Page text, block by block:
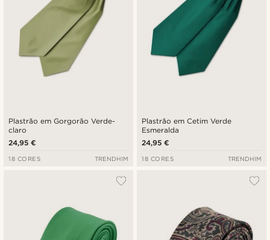
Plastrão em Gorgorão Verde-
claro
24,95 €
18 CORES TRENDHIM
Plastrão em Cetim Verde
Esmeralda
24,95 €
18 CORES TRENDHIM